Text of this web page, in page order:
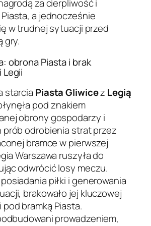
za cierpliwość i
a jednocześnie
w trudnej sytuacji przed
gry.
obrona Piasta i brak
starcia Piasta Gliwicez Legią
pod znakiem
obrony gospodarzy i
odrobienia strat przez
bramce w pierwszej
Warszawa ruszyła do
odwrócić losy meczu.
piłki i generowania
brakowało jej kluczowej
bramką Piasta.
prowadzeniem,